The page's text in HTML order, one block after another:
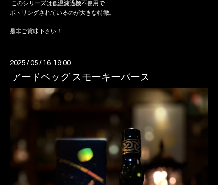
このシリーズは低温濾過機不使用で
ボトリングされているのが大きな特徴。
是非ご賞味下さい！
2025 /05 / 16 19:00
アードベッグ スモーキーバース